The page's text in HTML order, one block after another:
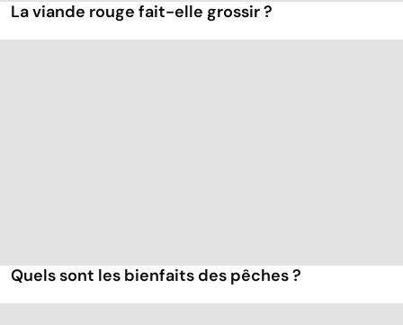
La viande rouge fait-elle grossir ?
Quels sont les bienfaits des pêches ?